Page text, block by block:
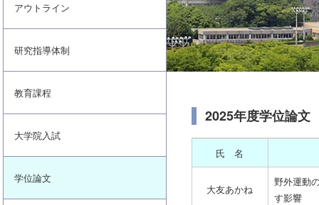
2025年度学位論文
氏 名
大友あかね
野外運動
す影響
アウトライン
研究指導体制
教育課程
大学院入試
学位論文